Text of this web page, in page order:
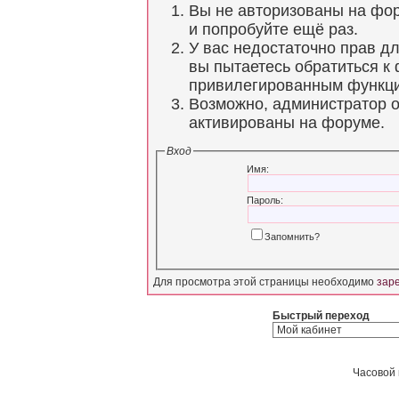
Вы не авторизованы на
и попробуйте ещё раз.
У вас недостаточно прав
вы пытаетесь обратиться
привилегированным
Возможно, администратор
активированы на форуме.
Вход
Имя:
Пароль:
Запомнить?
Для просмотра этой страницы необходимо
Быстрый переход
Часовой